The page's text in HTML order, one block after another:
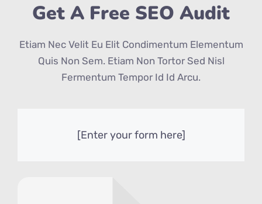
Get A Free SEO Audit
Etiam Nec Velit Eu Elit Condimentum Elementum
Quis Non Sem. Etiam Non Tortor Sed Nisl
Fermentum Tempor Id Id Arcu.
[Enter your form here]